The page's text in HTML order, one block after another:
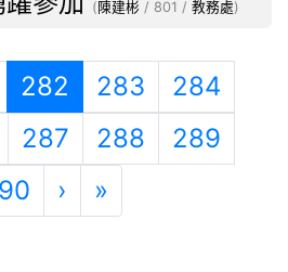
( 陳建彬 / 801 / 教務處)
282 (目前頁次)
283
284
287 288
289
› 下一頁
»